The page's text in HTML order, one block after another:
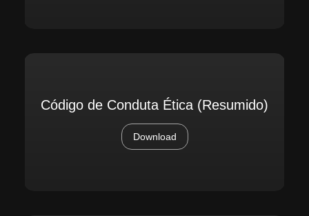
Código de Conduta Ética (Resumido)
Download